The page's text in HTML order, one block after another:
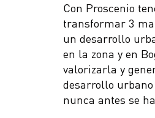
Con Proscenio
transformar 3
un desarrollo
en la zona y en
valorizarla y
desarrollo
nunca antes se